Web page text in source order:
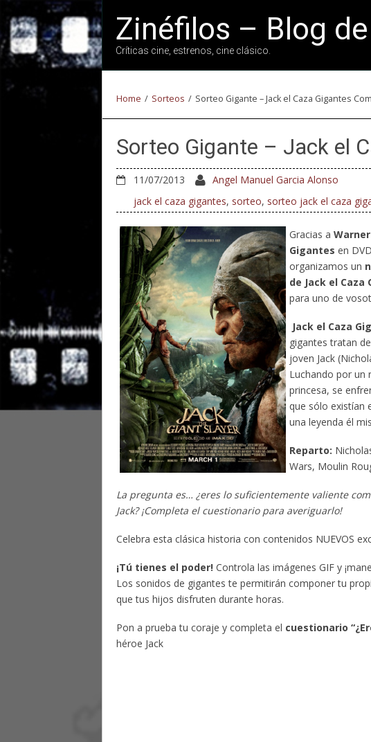
Zinéfilos – Blog
Críticas cine, estrenos, cine clásico.
Home / Sorteos / Sorteo Gigante – Jack el Caza Gigantes
Sorteo Gigante – Jack el
11/07/2013 Angel Manuel Garcia Alonso
jack el caza gigantes, sorteo, sorteo jack el caza
Gracias a
Gigantes en
organizamos un
de Jack el Caza
para uno de
Jack el Caza
gigantes tratan
joven Jack
Luchando por un
princesa, se
que sólo existían
una leyenda él
Reparto:
Wars, Moulin
La pregunta es… ¿eres lo suficientemente valiente
Jack? ¡Completa el cuestionario para averiguarlo!
Celebra esta clásica historia con contenidos NUEVOS
¡Tú tienes el poder! Controla las imágenes GIF y
Los sonidos de gigantes te permitirán componer tu
que tus hijos disfruten durante horas.
Pon a prueba tu coraje y completa el cuestionario
héroe Jack